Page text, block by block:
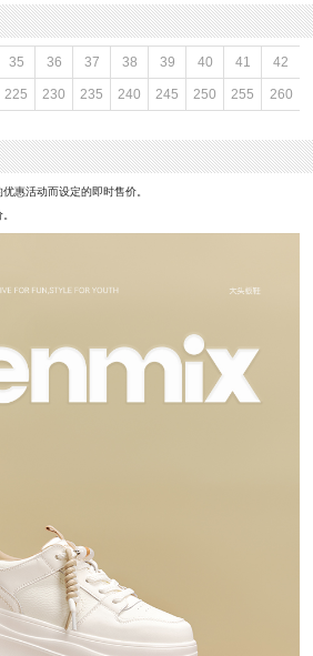
前掌高度：无
配跟：无
鞋头款式：圆头
鞋面图案：纯色
适用人群：女子
皮质特征：合成革
风格：休闲
35 36 37 38 39 40 41 42
225 230 235 240 245 250 255 260
惠活动而设定的即时售价。